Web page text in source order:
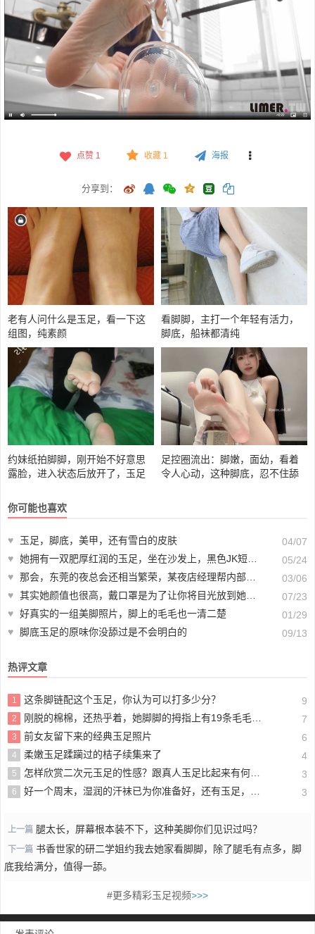
点赞 1 收藏 1 海报
分享到：
老有人问什么是玉足，看一下这
组图，纯素颜
看脚脚，主打一个年轻有活力，
脚底，船袜都清纯
约妹纸拍脚脚，刚开始不好意思
露脸，进入状态后放开了，玉足
足控圈流出：脚嫩，面幼，看着
令人心动，这种脚底，忍不住舔
你可能也喜欢
♥ 玉足，脚底，美甲，还有雪白的皮肤
04/07
♥ 她拥有一双肥厚红润的玉足，坐在沙发上，黑色JK短裙下掩饰不了长腿曲线
05/24
♥ 那会，东莞的夜总会还相当繁荣，某夜店经理帮内部管理人员拍的一组玉足照片
03/06
♥ 其实她颜值也很高，戴口罩是为了让你将目光放到她玉足上
07/23
♥ 好真实的一组美脚照片，脚上的毛毛也一清二楚
01/29
♥
脚底玉足的原味你没舔过是不会明白的 09/13
热评文章
1 这条脚链配这个玉足，你认为可以打多少分？ 9
2 刚脱的棉棉，还热乎着，她脚脚的拇指上有19条毛毛，不信你数数 7
3 前女友留下来的经典玉足照片 6
4 柔嫩玉足蹂躏过的桔子续集来了 4
5 怎样欣赏二次元玉足的性感？跟真人玉足比起来有何不同？ 3
6 好一个周末，湿润的汗袜已为你准备好，还有玉足，快来闻一闻，分享一下一双瘦脚。 3
上一篇 腿太长，屏幕根本装不下，这种美脚你们见识过吗？
下一篇 书香世家的研二学姐约我去她家看脚脚，除了腿毛有点多，脚
底我给满分，值得一舔。
#更多精彩玉足视频>>>